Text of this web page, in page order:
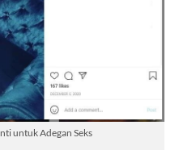
untuk Adegan Seks